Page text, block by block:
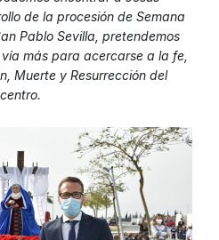
de la procesión de Semana
Pablo Sevilla, pretendemos
más para acercarse a la fe,
Muerte y Resurrección del